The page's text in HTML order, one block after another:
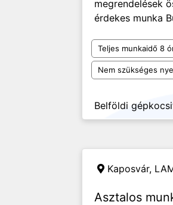
megrendelések
érdekes munka
Teljes munkaidő 8
Nem szükséges
Belföldi
Kaposvár,
Asztalos